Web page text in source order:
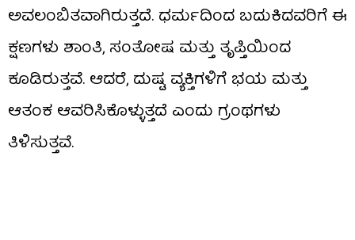
ಅವಲಂಬಿತವಾಗಿರುತ್ತದೆ. ಧರ್ಮದಿಂದ ಬದುಕಿದವರಿಗೆ ಈ
ಕ್ಷಣಗಳು ಶಾಂತಿ, ಸಂತೋಷ ಮತ್ತು ತೃಪ್ತಿಯಿಂದ
ಕೂಡಿರುತ್ತವೆ. ಆದರೆ, ದುಷ್ಟ ವ್ಯಕ್ತಿಗಳಿಗೆ ಭಯ ಮತ್ತು
ಆತಂಕ ಆವರಿಸಿಕೊಳ್ಳುತ್ತದೆ ಎಂದು ಗ್ರಂಥಗಳು
ತಿಳಿಸುತ್ತವೆ.